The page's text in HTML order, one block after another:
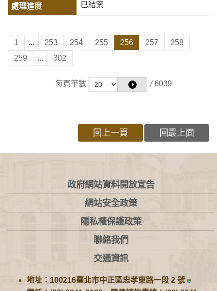
已結案
1 ... 253 254 255 256 257
258
259
... 302
每頁筆數 / 6039
回上一頁 回最上面
:::
政府網站資料開放宣告
網站安全政策
隱私權保護政策
聯絡我們
交通資訊
地址：100216臺北市中正區忠孝東路一段 2 號